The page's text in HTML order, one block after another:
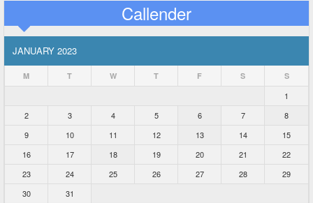
Callender
JANUARY 2023
M T W T F S S
1
2
3 4 5 6 7
8
9
10 11 12 13 14
15
16
17 18 19 20 21
22
23
24 25 26 27 28
29
30
31